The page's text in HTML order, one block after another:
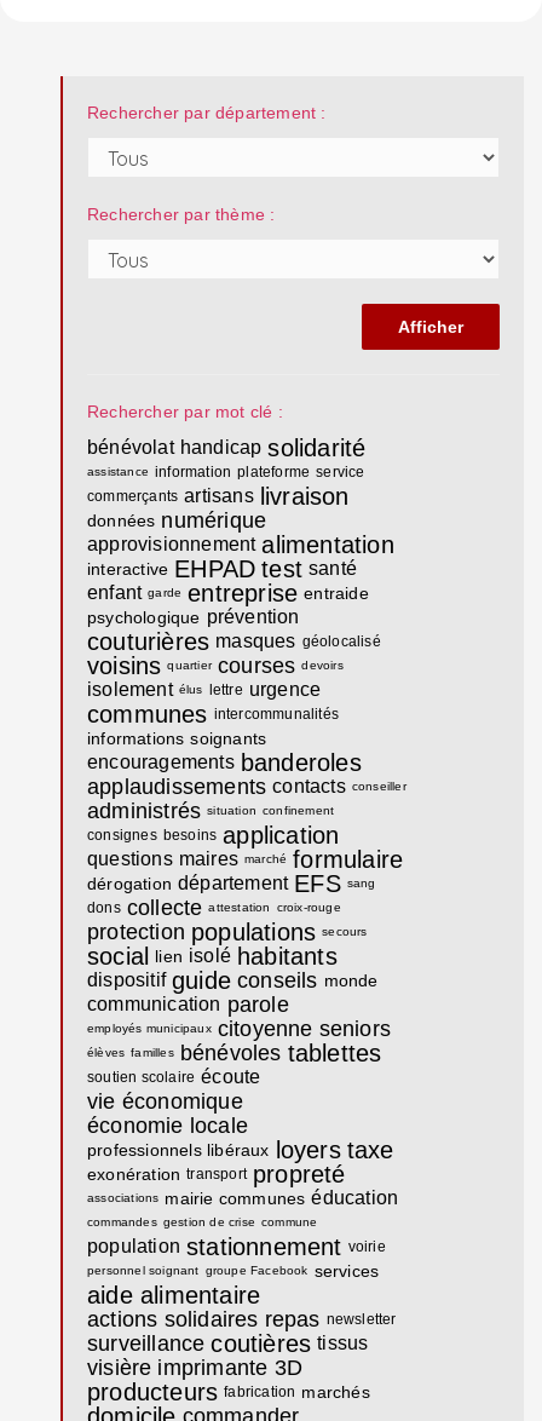
Rechercher par département :
Rechercher par thème :
Rechercher par mot clé :
bénévolat handicap solidarité
assistance information plateforme service
commerçants artisans livraison
données numérique
approvisionnement alimentation
interactive EHPAD test santé
enfant garde entreprise entraide
psychologique prévention
couturières masques géolocalisé
voisins quartier courses devoirs
isolement élus lettre urgence
communes intercommunalités
informations soignants
encouragements banderoles
applaudissements contacts conseiller
administrés situation confinement
consignes besoins application
questions maires marché formulaire
dérogation département EFS sang
dons collecte attestation croix-rouge
protection populations secours
social lien isolé habitants
dispositif guide conseils monde
communication parole
employés municipaux citoyenne seniors
élèves familles bénévoles tablettes
soutien scolaire écoute
vie économique
économie locale
professionnels libéraux loyers taxe
exonération transport propreté
associations mairie communes éducation
commandes gestion de crise commune
population stationnement voirie
personnel soignant groupe Facebook services
aide alimentaire
actions solidaires repas newsletter
surveillance coutières tissus
visière imprimante 3D
producteurs fabrication marchés
commander